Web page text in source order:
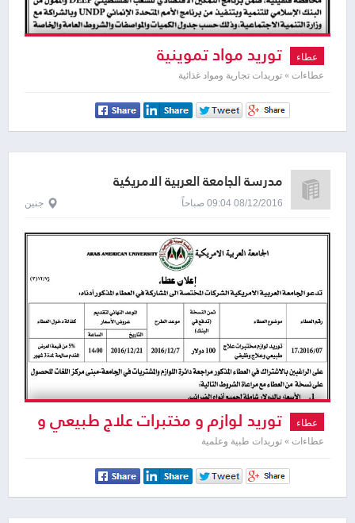
عطاء توريد مواد تموينية
عطاءات » توريدات تجارية ومواد غذائية
مدرسة الجامعة العربية الامريكية
08/12/2016 09:04 صباحاً جنين
عطاء توريد لوازم و مختبرات علاج طبيعي و
علاج وظيفي
عطاءات » توريدات طبية وعلمية